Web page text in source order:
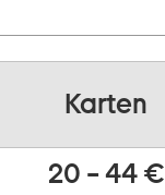
Karten
20 – 44 €